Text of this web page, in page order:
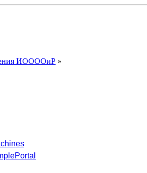
ИООООиР »